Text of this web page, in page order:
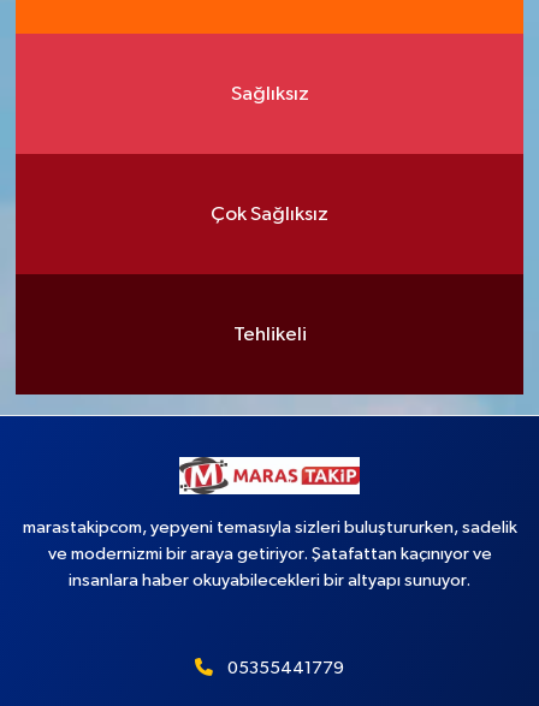
Sağlıksız
Çok Sağlıksız
Tehlikeli
marastakipcom, yepyeni temasıyla sizleri buluştururken, sadelik
ve modernizmi bir araya getiriyor. Şatafattan kaçınıyor ve
insanlara haber okuyabilecekleri bir altyapı sunuyor.
05355441779